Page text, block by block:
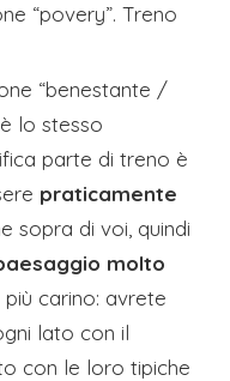
“povery”. Treno
“benestante /
lo stesso
parte di treno è
praticamente
sopra di voi, quindi
molto
più carino: avrete
lato con il
con le loro tipiche